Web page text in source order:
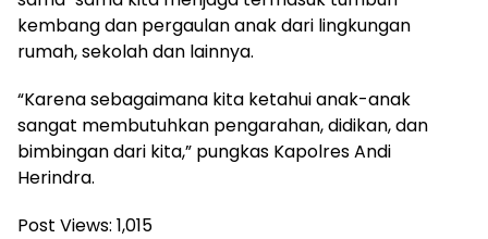
kembang dan pergaulan anak dari lingkungan
rumah, sekolah dan lainnya.
“Karena sebagaimana kita ketahui anak-anak
sangat membutuhkan pengarahan, didikan, dan
bimbingan dari kita,” pungkas Kapolres Andi
Herindra.
Post Views: 1,015